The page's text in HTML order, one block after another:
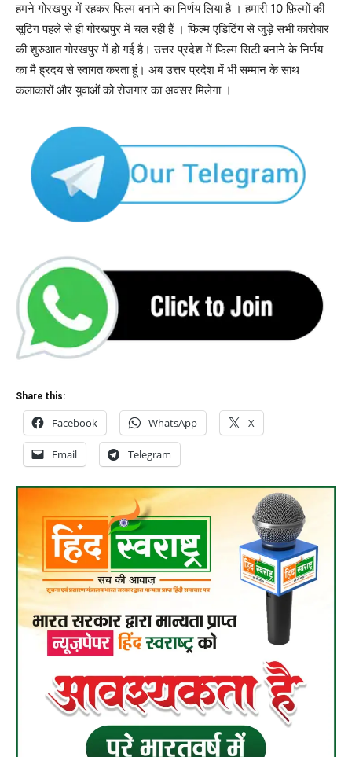
हमने गोरखपुर में रहकर फिल्म बनाने का निर्णय लिया है । हमारी 10 फ़िल्मों की
सूटिंग पहले से ही गोरखपुर में चल रही हैं । फिल्म एडिटिंग से जुड़े सभी कारोबार
की शुरुआत गोरखपुर में हो गई है। उत्तर प्रदेश में फिल्म सिटी बनाने के निर्णय
का मै ह्रदय से स्वागत करता हूं। अब उत्तर प्रदेश में भी सम्मान के साथ
कलाकारों और युवाओं को रोजगार का अवसर मिलेगा ।
Share this:
Facebook WhatsApp X
Email Telegram